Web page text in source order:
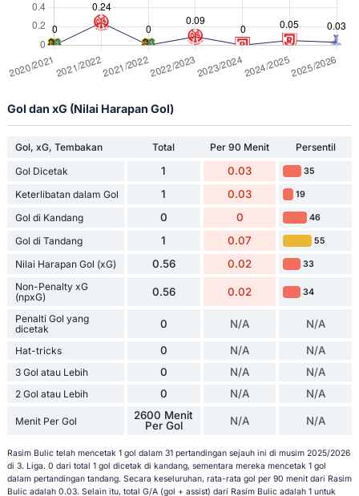
Gol dan xG (Nilai Harapan Gol)
Gol, xG, Tembakan Total Per 90 Menit
Persentil
Gol Dicetak
1 0.03 35
Keterlibatan dalam Gol 1 0.03 19
Gol di Kandang 0 0 46
Gol di Tandang 1 0.07 55
Nilai Harapan Gol (xG) 0.56 0.02 33
Non-Penalty xG
(npxG)
0.56 0.02 34
Penalti Gol yang
dicetak
0 N/A N/A
Hat-tricks 0 N/A N/A
3 Gol atau Lebih 0 N/A N/A
2 Gol atau Lebih 0 N/A N/A
Menit Per Gol
2600 Menit
Per Gol
N/A N/A
Rasim Bulic telah mencetak 1 gol dalam 31 pertandingan sejauh ini di musim 2025/2026
di 3. Liga. 0 dari total 1 gol dicetak di kandang, sementara mereka mencetak 1 gol
dalam pertandingan tandang. Secara keseluruhan, rata-rata gol per 90 menit dari Rasim
Bulic adalah 0.03. Selain itu, total G/A (gol + assist) dari Rasim Bulic adalah 1 untuk